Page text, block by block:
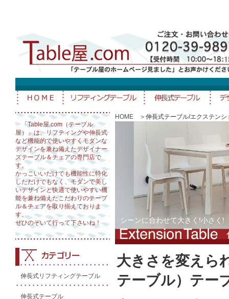
「Table屋.com（テーブル
屋）」は、リフティングや伸長式
など機能的で使いやすくモダンな
デザインを兼ね備えたデザイナー
ズテーブル＆チェアの専門店で
す。
かっこいいだけでも機能性に特化
しただけでもなく、モダンで美し
いデザインと快適で使いやすい機
能を兼ね備えたこだわりのテーブ
ル＆チェアを取り揃えておりま
す。
ぜひのぞいて行って下さいね！
伸長式リフティングテーブル
伸長式テーブル
HOME ＞伸長式テーブル/エクステンシ
シーンに合わせて大きく!小さく!
大きさを変えら
テーブル）テー